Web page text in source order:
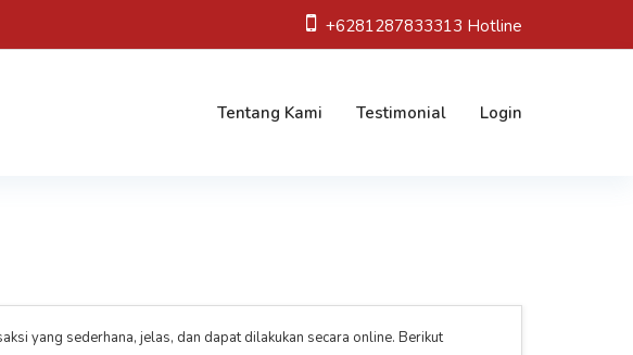
+6281287833313 Hotline
Tentang Kami Testimonial Login
yang sederhana, jelas, dan dapat dilakukan secara online. Berikut